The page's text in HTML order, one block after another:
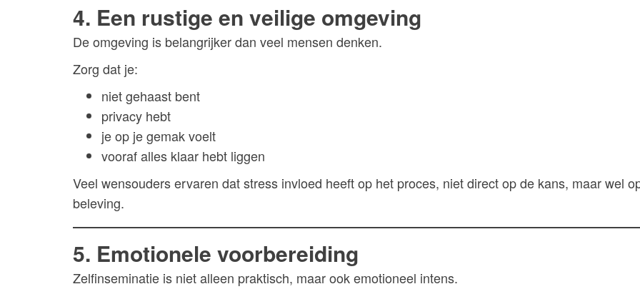
4. Een rustige en veilige omgeving
De omgeving is belangrijker dan veel mensen denken.
Zorg dat je:
niet gehaast bent
privacy hebt
je op je gemak voelt
vooraf alles klaar hebt liggen
Veel wensouders ervaren dat stress invloed heeft op het proces, niet direct op de kans, maar wel
beleving.
5. Emotionele voorbereiding
Zelfinseminatie is niet alleen praktisch, maar ook emotioneel intens.